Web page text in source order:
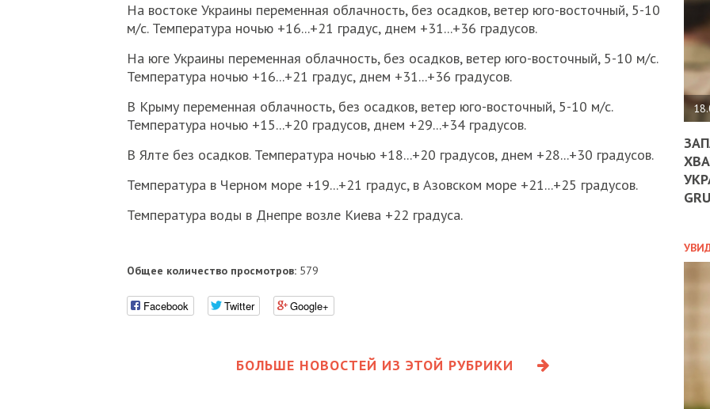
На востоке Украины переменная облачность, без осадков, ветер юго-восточный, 5-10
м/с. Температура ночью +16...+21 градус, днем +31...+36 градусов.
На юге Украины переменная облачность, без осадков, ветер юго-восточный, 5-10 м/с.
Температура ночью +16...+21 градус, днем +31...+36 градусов.
В Крыму переменная облачность, без осадков, ветер юго-восточный, 5-10 м/с.
Температура ночью +15...+20 градусов, днем +29...+34 градусов.
В Ялте без осадков. Температура ночью +18...+20 градусов, днем +28...+30 градусов.
Температура в Черном море +19...+21 градус, в Азовском море +21...+25 градусов.
Температура воды в Днепре возле Киева +22 градуса.
Общее количество просмотров:579
Facebook Twitter Google+
БОЛЬШЕ НОВОСТЕЙ ИЗ ЭТОЙ РУБРИКИ
ДО
ЄС
-